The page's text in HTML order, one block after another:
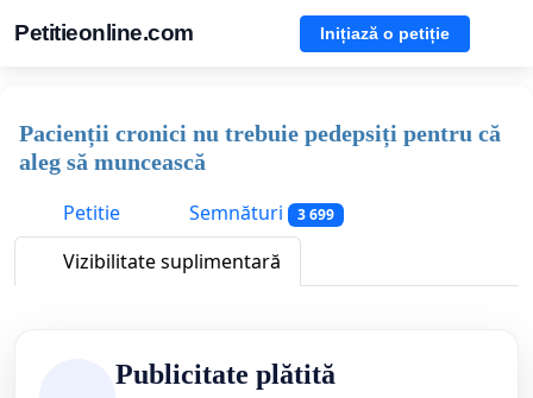
Petitieonline.com Inițiază o petiție
Pacienții cronici nu trebuie pedepsiți pentru că
aleg să muncească
Petitie
Semnături 3 699
Vizibilitate suplimentară
Publicitate plătită